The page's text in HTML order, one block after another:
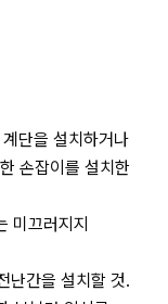
단을 설치하거나
손잡이를 설치한
미끄러지지
난간을 설치할 것.